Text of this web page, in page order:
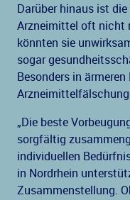
Darüber hinaus ist
Arzneimittel oft nicht
könnten sie
sogar
Besonders in
„Die beste
sorgfältig
individuellen
in Nordrhein
Zusammenstellung.